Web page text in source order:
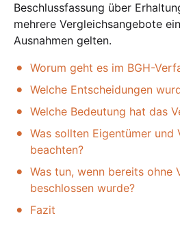
Beschlussfassung über
mehrere Vergleichsangebote
Ausnahmen gelten.
Worum geht es im BGH-
Welche Entscheidungen
Welche Bedeutung hat das
Was sollten Eigentümer
beachten?
Was tun, wenn bereits ohne
beschlossen wurde?
Fazit